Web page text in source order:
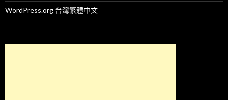
WordPress.org 台灣繁體中文